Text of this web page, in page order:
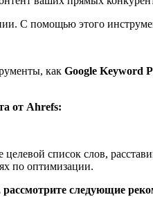
С помощью этого
как Google Keyword
от Ahrefs:
целевой список слов,
по оптимизации.
следующие